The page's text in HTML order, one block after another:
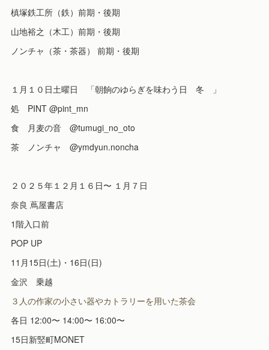
槙塚鉄工所（鉄）前期・後期
山地裕之（木工）前期・後期
ノンチャ（茶・茶器） 前期・後期
１月１０日土曜日 「朝餉のゆらぎを味わう日 冬 」
処 PINT @pint_mn
食 月麦の音 @tumugi_no_oto
茶 ノンチャ @ymdyun.noncha
２０２５年１２月１６日〜 １月７日
奈良 蔦屋書店
1階入口前
POP UP
11月15日(土)・16日(日)
金沢 乗越
３人の作家の小さい器やカトラリーを用いた茶会
各日 12:00〜 14:00〜 16:00〜
15日新竪町MONET